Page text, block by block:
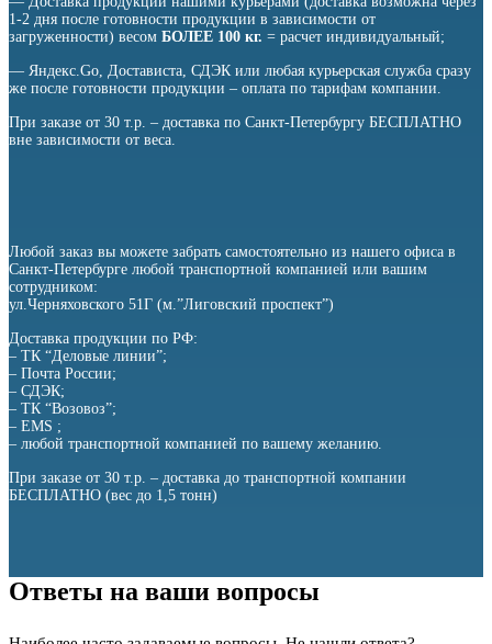
1-2 дня после готовности продукции в зависимости от
загруженности) весом БОЛЕЕ 100 кг. = расчет индивидуальный;
— Яндекс.Go, Достависта, СДЭК или любая курьерская служба сразу
же после готовности продукции – оплата по тарифам компании.
При заказе от 30 т.р. – доставка по Санкт-Петербургу БЕСПЛАТНО
вне зависимости от веса.
Любой заказ вы можете забрать самостоятельно из нашего офиса в
Санкт-Петербурге любой транспортной компанией или вашим
сотрудником:
ул.Черняховского 51Г (м.”Лиговский проспект”)
Доставка продукции по РФ:
– ТК “Деловые линии”;
– Почта России;
– СДЭК;
– ТК “Возовоз”;
– EMS ;
– любой транспортной компанией по вашему желанию.
При заказе от 30 т.р. – доставка до транспортной компании
БЕСПЛАТНО (вес до 1,5 тонн)
Ответы на ваши вопросы